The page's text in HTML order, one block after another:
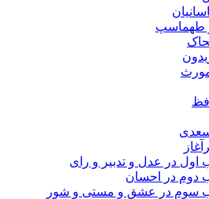
طهماسپ‏
اول در عدل و تدبیر و رای
دوم در احسان
سوم در عشق و مستی و شور